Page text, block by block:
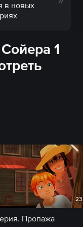
в новых
1
Пропажа